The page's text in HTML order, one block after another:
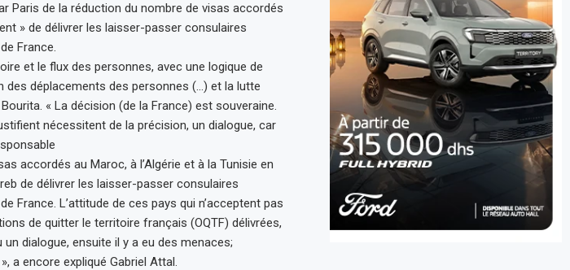
Paris de la réduction du nombre de visas accordés
» de délivrer les laisser-passer consulaires
France.
et le flux des personnes, avec une logique de
des déplacements des personnes (…) et la lutte
« La décision (de la France) est souveraine.
nécessitent de la précision, un dialogue, car
accordés au Maroc, à l’Algérie et à la Tunisie en
de délivrer les laisser-passer consulaires
France. L’attitude de ces pays qui n’acceptent pas
de quitter le territoire français (OQTF) délivrées,
dialogue, ensuite il y a eu des menaces;
a encore expliqué Gabriel Attal.